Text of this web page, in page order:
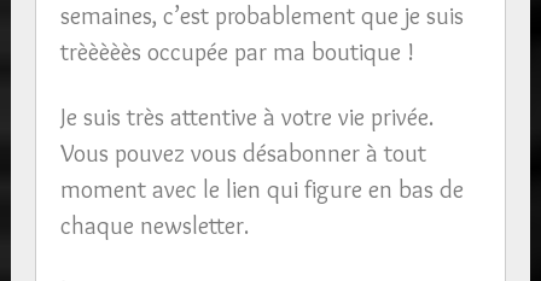
semaines, c’est probablement que je suis
trèèèèès occupée par ma boutique !
Je suis très attentive à votre vie privée.
Vous pouvez vous désabonner à tout
moment avec le lien qui figure en bas de
chaque newsletter.